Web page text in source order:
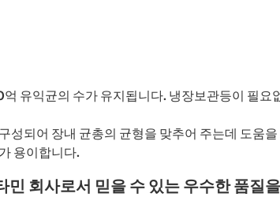
유익균의 수가 유지됩니다. 냉장보관등이 필요
성되어 장내 균총의 균형을 맞추어 주는데 도움
용이합니다.
회사로서 믿을 수 있는 우수한 품질